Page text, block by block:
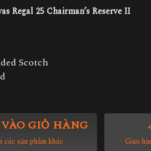
Regal 25 Chairman’s Reserve II
Scotch
GIỎ HÀNG
các sản phẩm khác Giao